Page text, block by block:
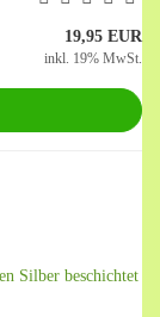
19,95 EUR
inkl. 19% MwSt.